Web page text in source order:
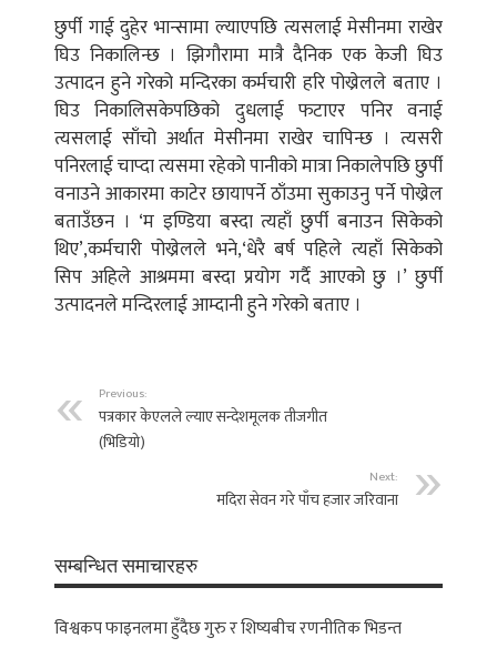
छुर्पी गाई दुहेर भान्सामा ल्याएपछि त्यसलाई मेसीनमा राखेर
घिउ निकालिन्छ । झिगौरामा मात्रै दैनिक एक केजी घिउ
उत्पादन हुने गरेको मन्दिरका कर्मचारी हरि पोख्रेलले बताए ।
घिउ निकालिसकेपछिको दुधलाई फटाएर पनिर वनाई
त्यसलाई साँचो अर्थात मेसीनमा राखेर चापिन्छ । त्यसरी
पनिरलाई चाप्दा त्यसमा रहेको पानीको मात्रा निकालेपछि छुर्पी
वनाउने आकारमा काटेर छायापर्ने ठाँउमा सुकाउनु पर्ने पोख्रेल
बताउँछन । ‘म इण्डिया बस्दा त्यहाँ छुर्पी बनाउन सिकेको
थिए’,कर्मचारी पोख्रेलले भने,‘धेरै बर्ष पहिले त्यहाँ सिकेको
सिप अहिले आश्रममा बस्दा प्रयोग गर्दै आएको छु ।’ छुर्पी
उत्पादनले मन्दिरलाई आम्दानी हुने गरेको बताए ।
Previous:
पत्रकार केएलले ल्याए सन्देशमूलक तीजगीत
(भिडियो)
Next:
मदिरा सेवन गरे पाँच हजार जरिवाना
सम्बन्धित समाचारहरु
विश्वकप फाइनलमा हुँदैछ गुरु र शिष्यबीच रणनीतिक भिडन्त